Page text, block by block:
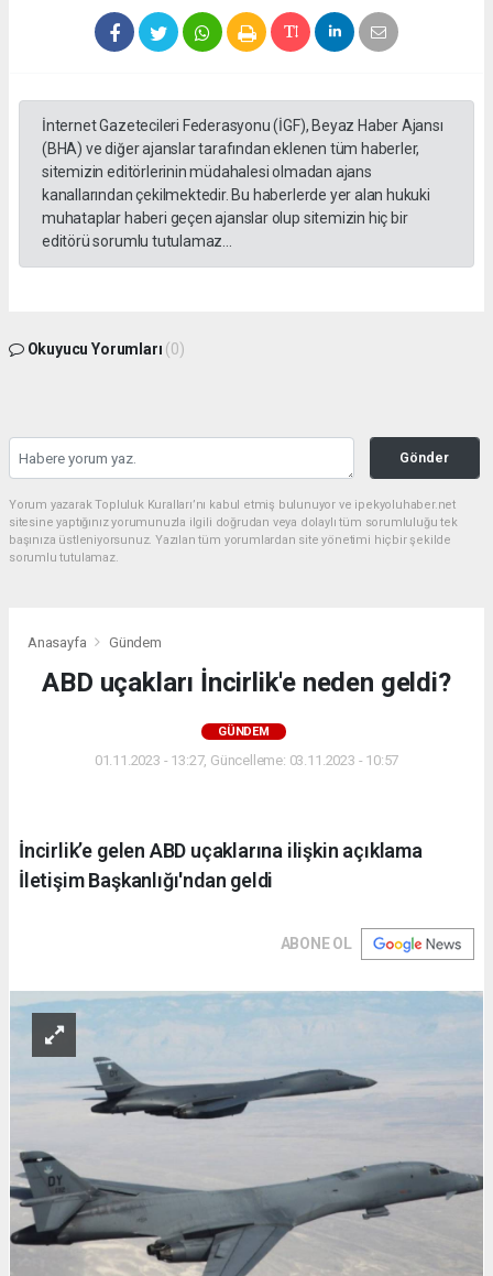
İnternet Gazetecileri Federasyonu (İGF), Beyaz Haber Ajansı
(BHA) ve diğer ajanslar tarafından eklenen tüm haberler,
sitemizin editörlerinin müdahalesi olmadan ajans
kanallarından çekilmektedir. Bu haberlerde yer alan hukuki
muhataplar haberi geçen ajanslar olup sitemizin hiç bir
editörü sorumlu tutulamaz...
Okuyucu Yorumları (0)
Gönder
Yorum yazarak Topluluk Kuralları’nı kabul etmiş bulunuyor ve ipekyoluhaber.net
sitesine yaptığınız yorumunuzla ilgili doğrudan veya dolaylı tüm sorumluluğu tek
başınıza üstleniyorsunuz. Yazılan tüm yorumlardan site yönetimi hiçbir şekilde
sorumlu tutulamaz.
Anasayfa Gündem
ABD uçakları İncirlik'e neden geldi?
GÜNDEM
01.11.2023 - 13:27, Güncelleme: 03.11.2023 - 10:57
İncirlik’e gelen ABD uçaklarına ilişkin açıklama
İletişim Başkanlığı'ndan geldi
ABONE OL